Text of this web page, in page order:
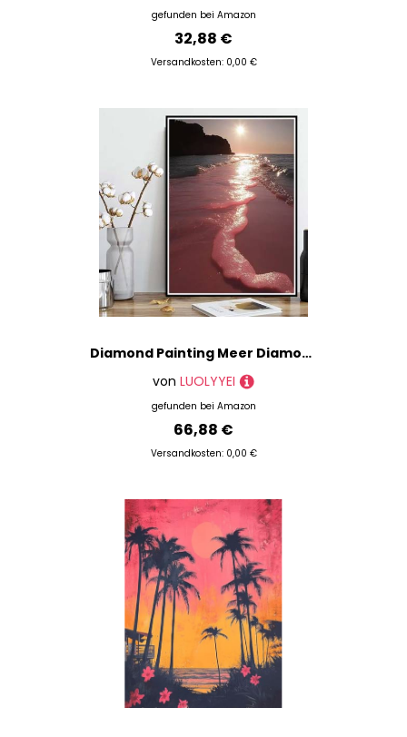
gefunden bei Amazon
32,88 €
Versandkosten: 0,00 €
Diamond Painting Meer Diamond Painting XXL 100×135cm, 5D Crystal Art Strand Muster DIY Runden Steine Vollbohrer Mosaik Bastelset Erwachsene für Zimmer Deko Wohnzimmer, Geschenke für Frauen -ly250822Z
von LUOLYYEI
gefunden bei Amazon
66,88 €
Versandkosten: 0,00 €